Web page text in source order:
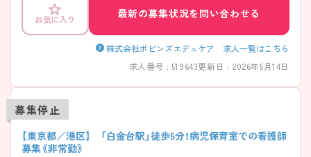
お気に入り 最新の募集状況を問い合わせる
株式会社ポピンズエデュケア 求人一覧はこちら
求人番号 : 519643更新日 : 2026年5月14日
募集停止
【東京都／港区】 「白金台駅」徒歩5分！病児保育室での看護師
募集《非常勤》